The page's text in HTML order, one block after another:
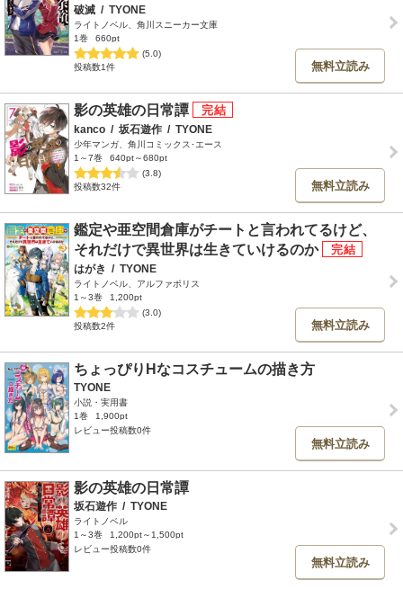
破滅 / TYONE
ライトノベル、角川スニーカー文庫
1巻
660pt
(5.0)
投稿数1件
無料立読み
影の英雄の日常譚
kanco / 坂石遊作 / TYONE
少年マンガ、角川コミックス･エース
1～7巻
640pt～680pt
(3.8)
投稿数32件
無料立読み
鑑定や亜空間倉庫がチートと言われてるけど、
それだけで異世界は生きていけるのか
はがき / TYONE
ライトノベル、アルファポリス
1～3巻
1,200pt
(3.0)
投稿数2件
無料立読み
ちょっぴりHなコスチュームの描き方
TYONE
小説・実用書
1巻
1,900pt
レビュー投稿数0件
無料立読み
影の英雄の日常譚
坂石遊作 / TYONE
ライトノベル
1～3巻
1,200pt～1,500pt
レビュー投稿数0件
無料立読み